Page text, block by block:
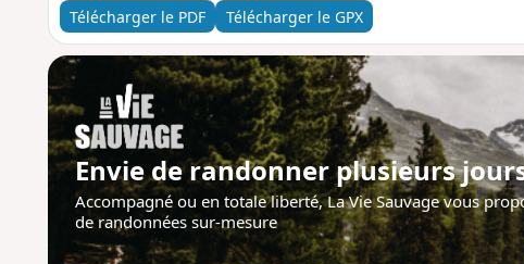
Télécharger le PDF Télécharger le GPX
Envie de randonner plusieurs
Accompagné ou en totale liberté, La Vie Sauvage vous
de randonnées sur-mesure